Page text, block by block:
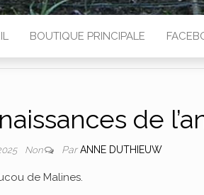
BOUTIQUE PRINCIPALE
de
Non ParANNE DUTHIEUW
de Malines.